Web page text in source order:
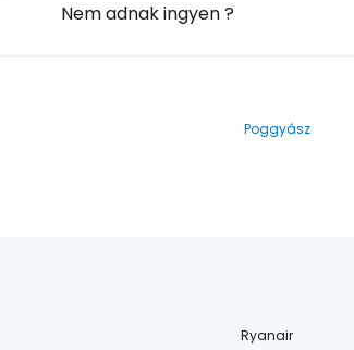
Nem adnak ingyen ?
Poggyász
Ryanair